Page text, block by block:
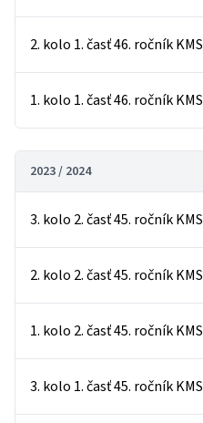
2. kolo 1. časť 46. ročník KMS
1. kolo 1. časť 46. ročník KMS
2023 / 2024
3. kolo 2. časť 45. ročník KMS
2. kolo 2. časť 45. ročník KMS
1. kolo 2. časť 45. ročník KMS
3. kolo 1. časť 45. ročník KMS